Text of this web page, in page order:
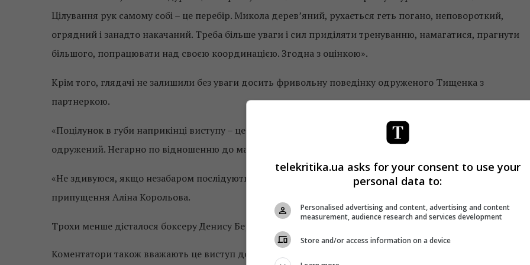
Цілування рук самому собі – це перебір. Микола дерев’яний, рухається геть погано, неповороткий,
огрядний і занадто накачаний. Треба більше уваги і сил приділяти тренуванню, намагатися, прагнути
більшого, попрацювати над своєю координацією. Згодна з оцінкою».
Крім того, глядачі не залишили без уваги досить фривольну поведінку одруженого Тищенка з
партнеркою.
«Поцілунок в губи наприкінці виступу – це зайве, – покартав ресторатора Ігор Касевич. – Тищенку, ти ж
одружений. Негарно по відношенню до матері твоєї дитини».
«Не здивуюся, якщо незабаром послідують новини про третє розлучення Миколки», – зробила
припущення Аліна Корольова.
Трохи менше дісталося боксеру Денису Берінчику та Катерині Бєлявській.
Коментатори також вважають це виступ досить слабким.
telekritika.ua asks for your consent to use your
personal data to:
Personalised advertising and content, advertising and content
measurement, audience research and services development
Store and/or access information on a device